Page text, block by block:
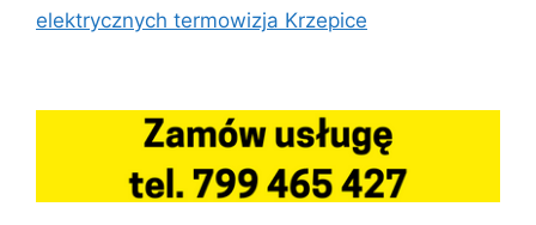
elektrycznych termowizja Krzepice